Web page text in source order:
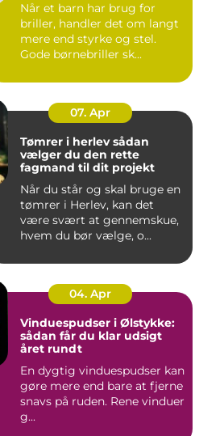
Når et barn har brug for
briller, handler det om langt
mere end styrke og stel.
Gode børnebriller sk...
07. Apr
Tømrer i herlev sådan
vælger du den rette
fagmand til dit projekt
Når du står og skal bruge en
tømrer i Herlev, kan det
være svært at gennemskue,
hvem du bør vælge, o...
04. Apr
Vinduespudser i Ølstykke:
sådan får du klar udsigt
året rundt
En dygtig vinduespudser kan
gøre mere end bare at fjerne
snavs på ruden. Rene vinduer
g...